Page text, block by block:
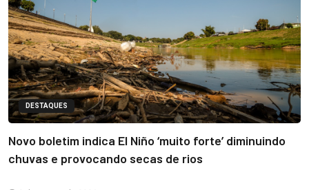
DESTAQUES
Novo boletim indica El Niño ‘muito forte’ diminuindo
chuvas e provocando secas de rios